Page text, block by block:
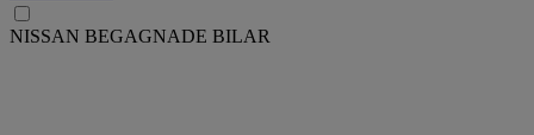
NISSAN BEGAGNADE BILAR